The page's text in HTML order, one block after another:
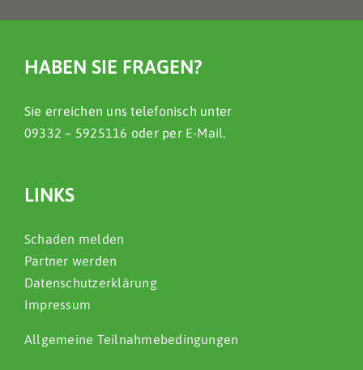
HABEN SIE FRAGEN?
Sie erreichen uns telefonisch unter
09332 – 5925116 oder per E-Mail
LINKS
Schaden melden
Partner werden
Datenschutzerklärung
Impressum
Allgemeine Teilnahmebedingungen